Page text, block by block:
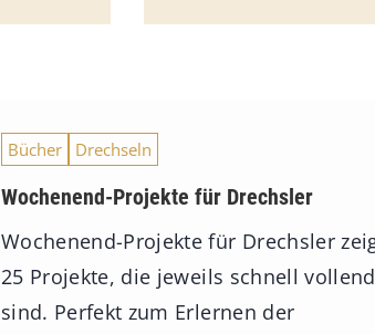
Bücher Drechseln
Wochenend-Projekte für Drechsler
Wochenend-Projekte für Drechsler
25 Projekte, die jeweils schnell
sind. Perfekt zum Erlernen der